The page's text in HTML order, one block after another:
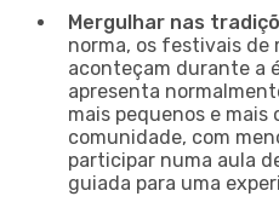
Mergulhar nas
norma, os festivais de
aconteçam durante a
apresenta
mais pequenos e mais
comunidade, com
participar numa aula
guiada para uma